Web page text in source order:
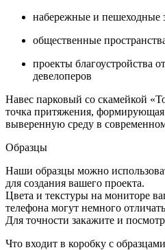
набережные и пешеходные
общественные
проекты благоустройства
девелоперов
Навес парковый со скамейкой
точка притяжения,
выверенную среду в
Образцы
Наши образцы можно
для создания вашего проекта.
Цвета и текстуры на мониторе
телефона могут немного
Для точности закажите и
Что входит в коробку с